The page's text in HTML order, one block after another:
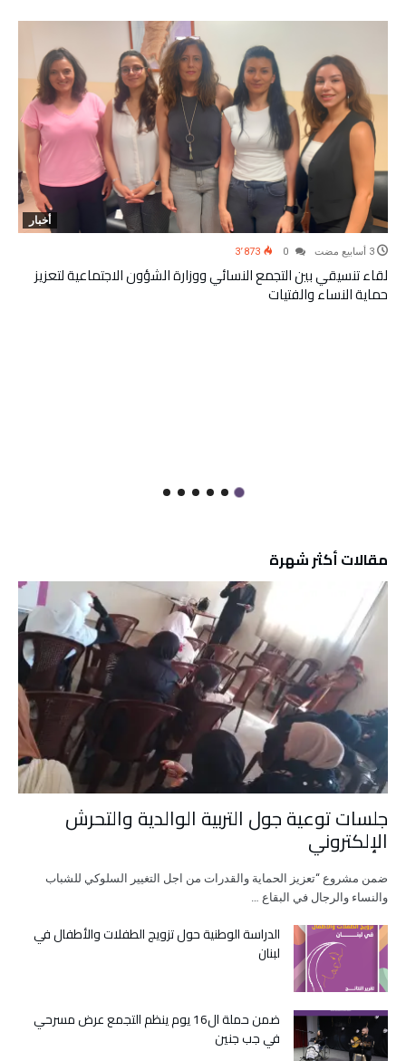
أخبار
3٬873
لقاء تنسيقي بين التجمع النسائي ووزارة الشؤون الاجتماعية لتعزيز
حماية النساء والفتيات
مقالات أكثر شهرة
جلسات توعية جول التربية الوالدية والتحرش
الإلكتروني
ضمن مشروع “تعزيز الحماية والقدرات من اجل التغيير السلوكي للشباب
والنساء والرجال في البقاع …
الدراسة الوطنية حول تزويج الطفلات والأطفال في
لبنان
ضمن حملة ال16 يوم ينظم التجمع عرض مسرحي
في جب جنين